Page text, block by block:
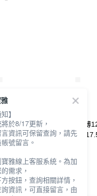
Q棉18片
蘇菲原生棉超薄
入23cm+18片
】
於8/17更新，
資訊可保留查詢，請先
號留言。
雅線上客服系統。為加
需求，
按鈕，查詢相關詳情，
資訊，可直接留言，由